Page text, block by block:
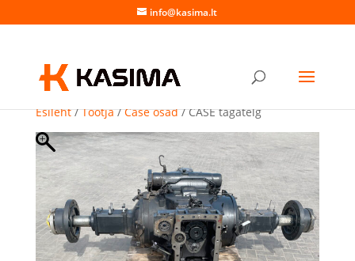
info@kasima.lt
Esileht/Tootja/Case osad/ CASE tagatelg